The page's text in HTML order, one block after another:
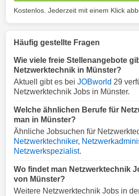
Kostenlos. Jederzeit mit einem Klick
Häufig gestellte Fragen
Wie viele freie Stellenangebote
Netzwerktechnik in Münster?
Aktuell gibt es bei JOBworld 29
Netzwerktechnik Jobs in Münster.
Welche ähnlichen Berufe für
man in Münster?
Ähnliche Jobsuchen für
Netzwerktechniker,
Netzwerkspezialist.
Wo findet man Netzwerktechnik
von Münster?
Weitere Netzwerktechnik Jobs in